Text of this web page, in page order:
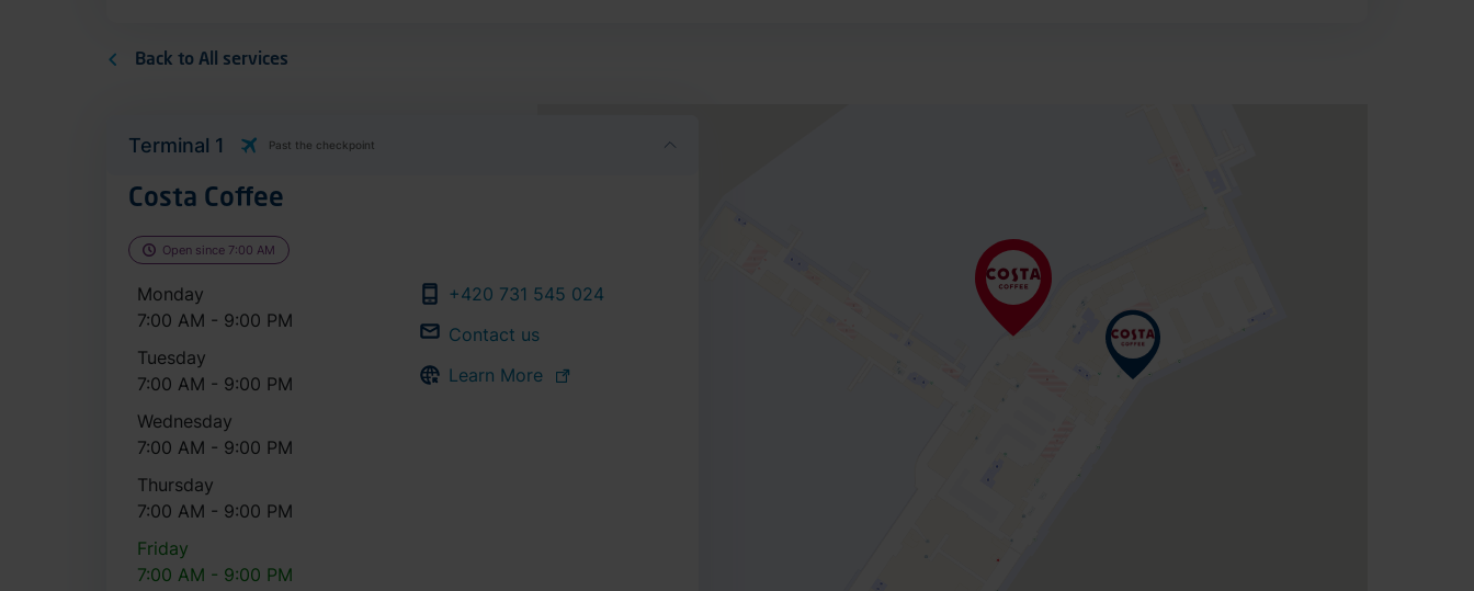
Back to All services
Terminal 1 Past the checkpoint
Costa Coffee
Open since 7:00 AM
+420 731 545 024
Contact us
Learn More
Monday
7:00 AM - 9:00 PM
Tuesday
7:00 AM - 9:00 PM
Wednesday
7:00 AM - 9:00 PM
Thursday
7:00 AM - 9:00 PM
Friday
7:00 AM - 9:00 PM